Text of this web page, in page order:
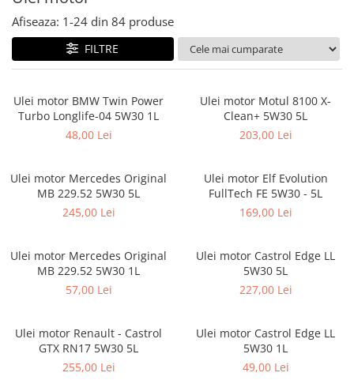
60 Ah
70 Ah
72 Ah
95 Ah
Aditivi
Aditivi Benzina
Aditivi Motorina - Diesel
Antigel
Antigel G11
Antigel G12
Afiseaza: 1-24 din 84 produse
FILTRE
Ulei motor BMW Twin Power
Turbo Longlife-04 5W30 1L
48,00 Lei
Ulei motor Motul 8100 X-
Clean+ 5W30 5L
203,00 Lei
Ulei motor Mercedes Original
MB 229.52 5W30 5L
245,00 Lei
Ulei motor Elf Evolution
FullTech FE 5W30 - 5L
169,00 Lei
Ulei motor Mercedes Original
MB 229.52 5W30 1L
57,00 Lei
Ulei motor Castrol Edge LL
5W30 5L
227,00 Lei
Ulei motor Renault - Castrol
GTX RN17 5W30 5L
255,00 Lei
Ulei motor Castrol Edge LL
5W30 1L
49,00 Lei